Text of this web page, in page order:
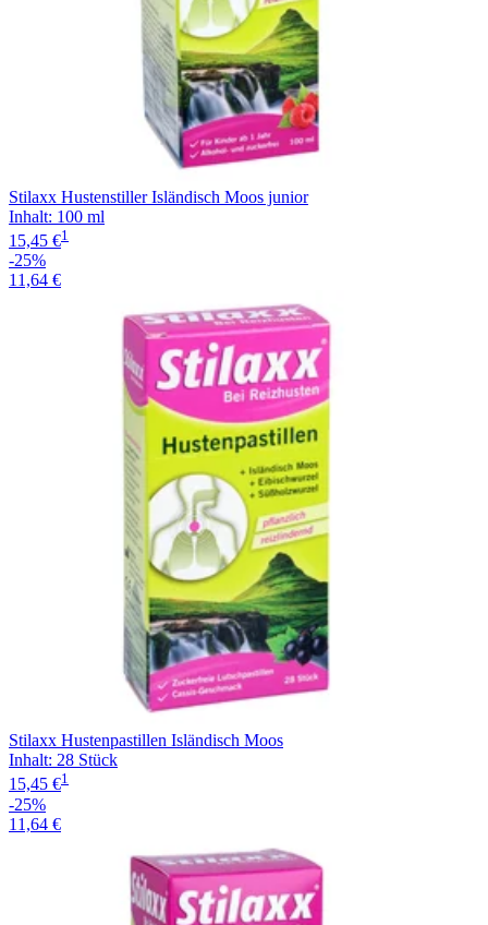
Stilaxx Hustenstiller Isländisch Moos junior
Inhalt: 100 ml
15,45 €1
-25%
11,64 €
Stilaxx Hustenpastillen Isländisch Moos
Inhalt: 28 Stück
15,45 €1
-25%
11,64 €